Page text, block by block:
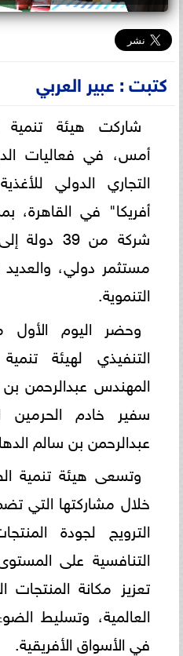
كتبت : عبير العربي
شاركت هيئة تنمية
أمس، في فعاليات
التجاري الدولي
مستثمر دولي،
التنموية.
وحضر اليوم
التنفيذي لهيئة
المهندس عبدالرحمن بن
سفير خادم
عبدالرحمن بن سالم
وتسعى هيئة تنمية
الترويج لجودة
التنافسية على
تعزيز مكانة
العالمية، وتسليط
في الأسواق الأفريقية.